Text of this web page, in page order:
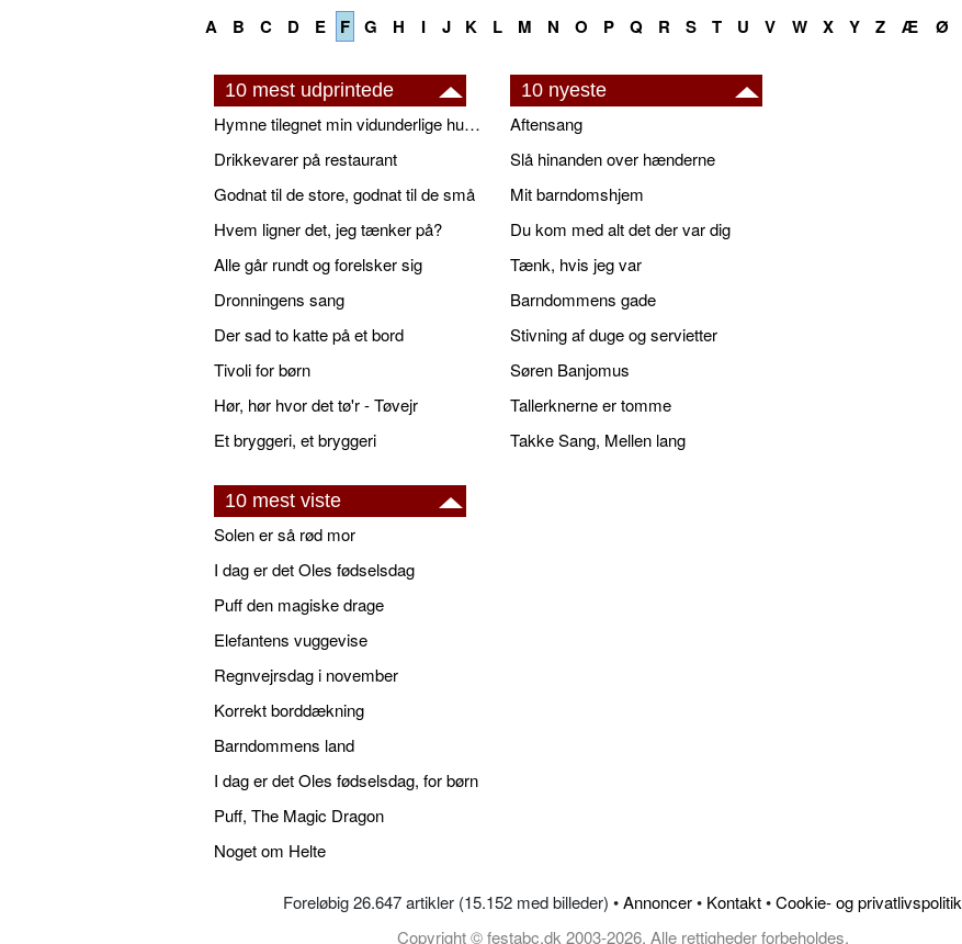
A B C D E F G H I J K L M N O P Q R S T U V W X Y Z Æ Ø
10 mest udprintede
Hymne tilegnet min vidunderlige husbond
Drikkevarer på restaurant
Godnat til de store, godnat til de små
Hvem ligner det, jeg tænker på?
Alle går rundt og forelsker sig
Dronningens sang
Der sad to katte på et bord
Tivoli for børn
Hør, hør hvor det tø'r - Tøvejr
Et bryggeri, et bryggeri
10 nyeste
Aftensang
Slå hinanden over hænderne
Mit barndomshjem
Du kom med alt det der var dig
Tænk, hvis jeg var
Barndommens gade
Stivning af duge og servietter
Søren Banjomus
Tallerknerne er tomme
Takke Sang, Mellen lang
10 mest viste
Solen er så rød mor
I dag er det Oles fødselsdag
Puff den magiske drage
Elefantens vuggevise
Regnvejrsdag i november
Korrekt borddækning
Barndommens land
I dag er det Oles fødselsdag, for børn
Puff, The Magic Dragon
Noget om Helte
Foreløbig 26.647 artikler (15.152 med billeder) •Annoncer• Kontakt•Cookie- og privatlivspolitik
Copyright © festabc.dk 2003-2026, Alle rettigheder forbeholdes.